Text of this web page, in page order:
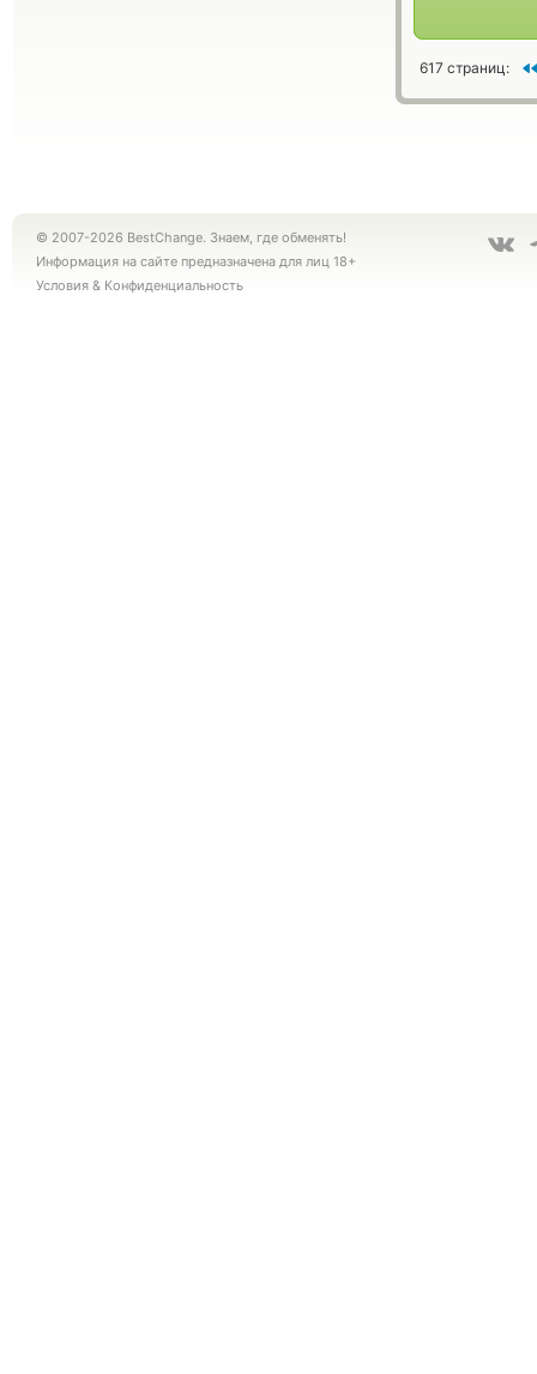
617 страниц:
© 2007-2026 BestChange. Знаем, где обменять!
Информация на сайте предназначена для лиц 18+
Условия & Конфиденциальность